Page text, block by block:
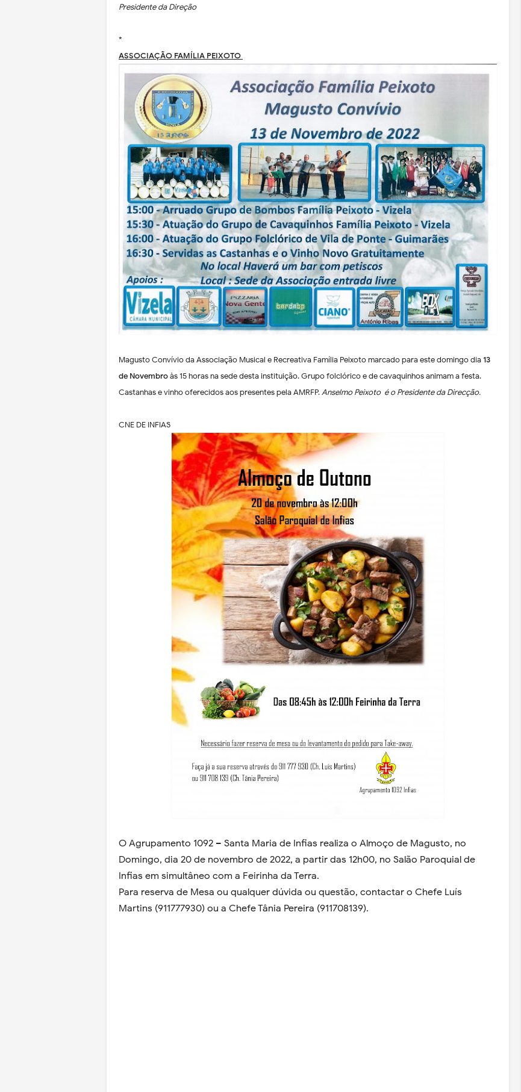
Presidente da Direção
*
ASSOCIAÇÃO FAMÍLIA PEIXOTO
Magusto Convívio da Associação Musical e Recreativa Família Peixoto marcado para este domingo dia 13
de Novembroàs 15 horas na sede desta instituição. Grupo folclórico e de cavaquinhos animam a festa.
Castanhas e vinho oferecidos aos presentes pela AMRFP.Anselmo Peixoto é o Presidente da Direcção.
CNE DE INFIAS
O Agrupamento 1092 – Santa Maria de Infias realiza o Almoço de Magusto, no
Domingo, dia 20 de novembro de 2022, a partir das 12h00, no Salão Paroquial de
Infias em simultâneo com a Feirinha da Terra.
Para reserva de Mesa ou qualquer dúvida ou questão, contactar o Chefe Luís
Martins (911777930) ou a Chefe Tânia Pereira (911708139).